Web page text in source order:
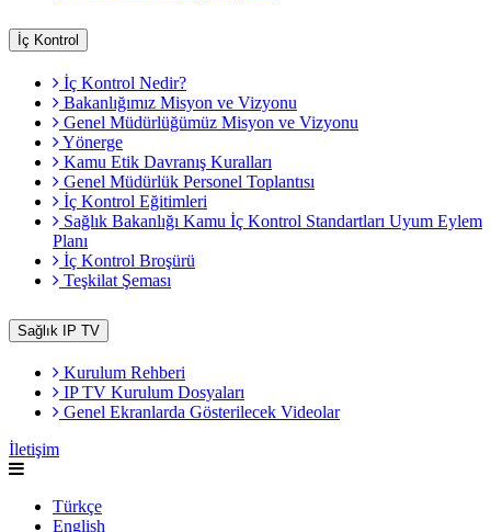
İç Kontrol
İç Kontrol Nedir?
Bakanlığımız Misyon ve Vizyonu
Genel Müdürlüğümüz Misyon ve Vizyonu
Yönerge
Kamu Etik Davranış Kuralları
Genel Müdürlük Personel Toplantısı
İç Kontrol Eğitimleri
Sağlık Bakanlığı Kamu İç Kontrol Standartları Uyum Eylem
Planı
İç Kontrol Broşürü
Teşkilat Şeması
Sağlık IP TV
Kurulum Rehberi
IP TV Kurulum Dosyaları
Genel Ekranlarda Gösterilecek Videolar
İletişim
Türkçe
English